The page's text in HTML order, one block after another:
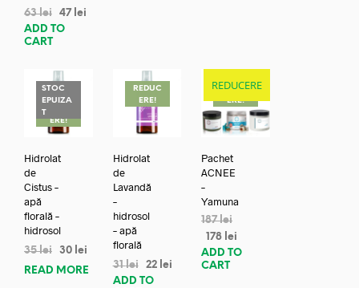
63lei 47 lei
ADD TO
CART
STOC
EPUIZA
TREDUC
ERE!
Hidrolat
de
Cistus –
apă
florală –
hidrosol
35lei 30 lei
READ MORE
REDUC
ERE!
Hidrolat
de
Lavandă
–
hidrosol
– apă
florală
31lei 22 lei
ADD TO
REDUCERE
REDUC
ERE!
Pachet
ACNEE
–
Yamuna
187lei
178 lei
ADD TO
CART